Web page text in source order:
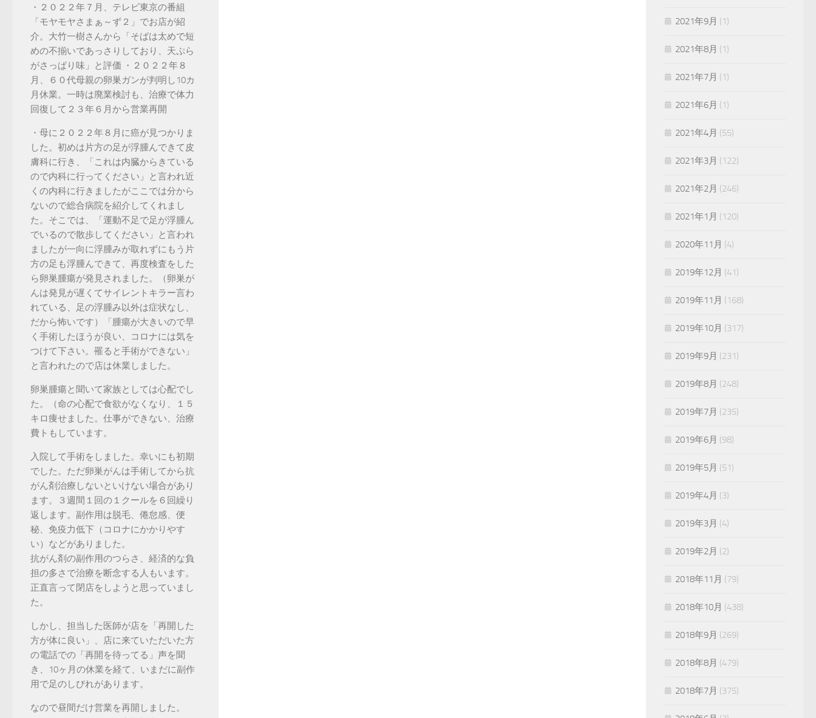
・２０２２年７月、テレビ東京の番組
「モヤモヤさまぁ～ず２」でお店が紹
介。大竹一樹さんから「そばは太めで短
めの不揃いであっさりしており、天ぷら
がさっぱり味」と評価 ・２０２２年８
月、６０代母親の卵巣ガンが判明し10カ
月休業。一時は廃業検討も、治療で体力
回復して２３年６月から営業再開
・母に２０２２年８月に癌が見つかりま
した。初めは片方の足が浮腫んできて皮
膚科に行き、「これは内臓からきている
ので内科に行ってください」と言われ近
くの内科に行きましたがここでは分から
ないので総合病院を紹介してくれまし
た。そこでは、「運動不足で足が浮腫ん
でいるので散歩してください」と言われ
ましたが一向に浮腫みが取れずにもう片
方の足も浮腫んできて、再度検査をした
ら卵巣腫瘍が発見されました。（卵巣が
んは発見が遅くてサイレントキラー言わ
れている、足の浮腫み以外は症状なし、
だから怖いです）「腫瘍が大きいので早
く手術したほうが良い、コロナには気を
つけて下さい。罹ると手術ができない」
と言われたので店は休業しました。
卵巣腫瘍と聞いて家族としては心配でし
た。（命の心配で食欲がなくなり、１５
キロ痩せました。仕事ができない、治療
費トもしています。
入院して手術をしました。幸いにも初期
でした。ただ卵巣がんは手術してから抗
がん剤治療しないといけない場合があり
ます。３週間１回の１クールを６回繰り
返します。副作用は脱毛、倦怠感、便
秘、免疫力低下（コロナにかかりやす
い）などがありました。
抗がん剤の副作用のつらさ、経済的な負
担の多さで治療を断念する人もいます。
正直言って閉店をしようと思っていまし
た。
しかし、担当した医師が店を「再開した
方が体に良い」、店に来ていただいた方
の電話での「再開を待ってる」声を聞
き、10ヶ月の休業を経て、いまだに副作
用で足のしびれがあります。
なので昼間だけ営業を再開しました。
2021年9月 (1)
2021年8月 (1)
2021年7月 (1)
2021年6月 (1)
2021年4月 (55)
2021年3月 (122)
2021年2月 (246)
2021年1月 (120)
2020年11月 (4)
2019年12月 (41)
2019年11月 (168)
2019年10月 (317)
2019年9月 (231)
2019年8月 (248)
2019年7月 (235)
2019年6月 (98)
2019年5月 (51)
2019年4月 (3)
2019年3月 (4)
2019年2月 (2)
2018年11月 (79)
2018年10月 (438)
2018年9月 (269)
2018年8月 (479)
2018年7月 (375)